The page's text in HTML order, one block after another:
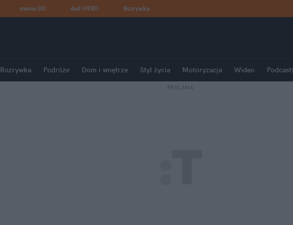
mama:DU dad:HERO Rozrywka
Rozrywka Podróże Dom i wnętrze Styl życia Motoryzacja Wideo
REKLAMA